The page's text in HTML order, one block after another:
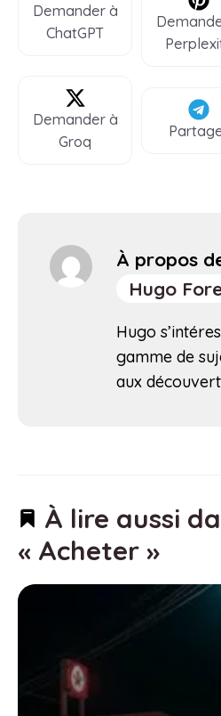
Demander à
ChatGPT
Demander à
Groq
À propos
Hugo
Hugo
gamme de
aux
À lire aussi
« Acheter »